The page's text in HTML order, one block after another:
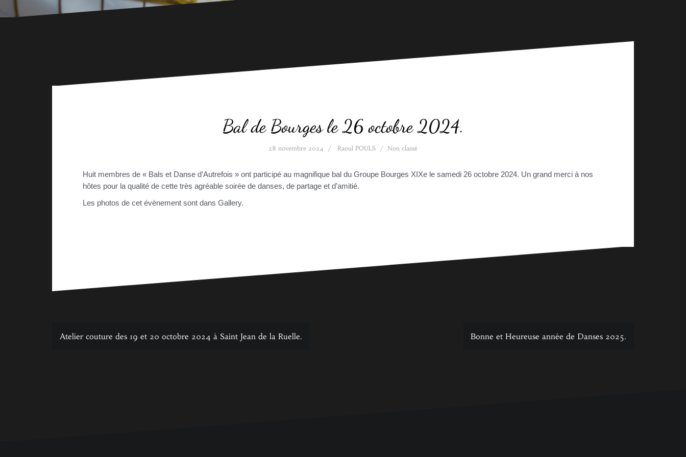
Bal de Bourges le 26 octobre 2024.
28 novembre 2024 Raoul POULS Non classé
Huit membres de « Bals et Danse d’Autrefois » ont participé au magnifique bal du Groupe Bourges XIXe le samedi 26 octobre 2024. Un grand merci à nos
hôtes pour la qualité de cette très agréable soirée de danses, de partage et d’amitié.
Les photos de cet évènement sont dans Gallery.
Navigation
Atelier couture des 19 et 20 octobre 2024 à Saint Jean de la Ruelle. Bonne et Heureuse année de Danses 2025.